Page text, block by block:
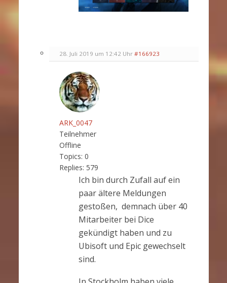
28. Juli 2019 um 12:42 Uhr #166923
ARK_0047
Teilnehmer
Offline
Topics: 0
Replies: 579
Ich bin durch Zufall auf ein
paar ältere Meldungen
gestoßen, demnach über 40
Mitarbeiter bei Dice
gekündigt haben und zu
Ubisoft und Epic gewechselt
sind.